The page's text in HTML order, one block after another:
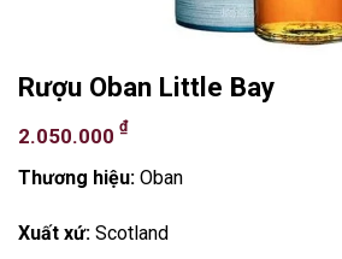
Rượu Oban Little Bay
2.050.000 ₫
Thương hiệu: Oban
Xuất xứ: Scotland